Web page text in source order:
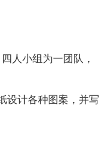
人小组为一团队，
计各种图案，并写